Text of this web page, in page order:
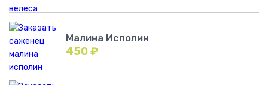
Малина Исполин
450₽